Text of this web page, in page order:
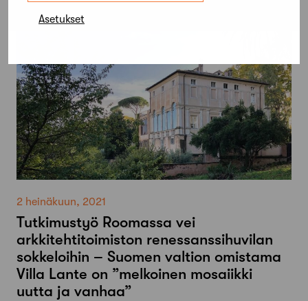
Asetukset
2 heinäkuun, 2021
Tutkimustyö Roomassa vei
arkkitehtitoimiston renessanssihuvilan
sokkeloihin – Suomen valtion omistama
Villa Lante on ”melkoinen mosaiikki
uutta ja vanhaa”